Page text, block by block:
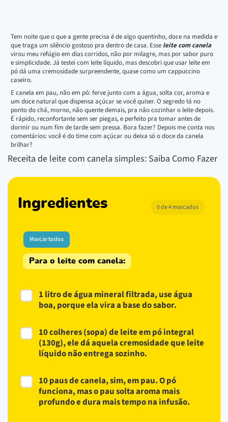
Tem noite que o que a gente precisa é de algo quentinho, doce na medida e
que traga um silêncio gostoso pra dentro de casa. Esse leite com canela
virou meu refúgio em dias corridos, não por milagre, mas por sabor puro
e simplicidade. Já testei com leite líquido, mas descobri que usar leite em
pó dá uma cremosidade surpreendente, quase como um cappuccino
caseiro.
E canela em pau, não em pó: ferve junto com a água, solta cor, aroma e
um doce natural que dispensa açúcar se você quiser. O segredo tá no
ponto do chá, morno, não quente demais, pra não cozinhar o leite depois.
É rápido, reconfortante sem ser piegas, e perfeito pra tomar antes de
dormir ou num fim de tarde sem pressa. Bora fazer? Depois me conta nos
comentários: você é do time com açúcar ou deixa só o doce da canela
brilhar?
Receita de leite com canela simples: Saiba Como Fazer
Ingredientes 0 de 4 marcados
Marcar todos
Para o leite com canela:
1 litro de água mineral filtrada, use água
boa, porque ela vira a base do sabor.
10 colheres (sopa) de leite em pó integral
(130g), ele dá aquela cremosidade que leite
líquido não entrega sozinho.
10 paus de canela, sim, em pau. O pó
funciona, mas o pau solta aroma mais
profundo e dura mais tempo na infusão.